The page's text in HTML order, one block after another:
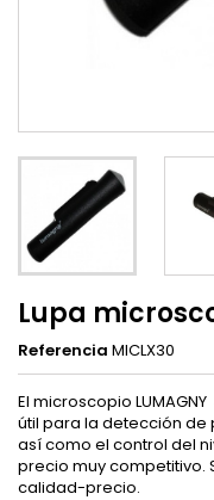
Lupa
Referencia MICLX30
El microscopio
útil para la detección de
así como el control del
precio muy competitivo.
calidad-precio.